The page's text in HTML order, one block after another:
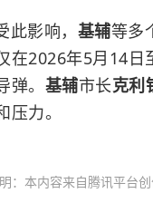
此影响， 基辅等多
在2026年5月14日
弹。 基辅市长克利
压力。
：本内容来自腾讯平台